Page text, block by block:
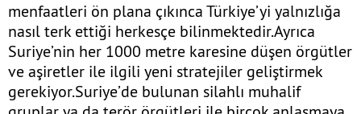
menfaatleri ön plana çıkınca Türkiye’yi yalnızlığa
nasıl terk ettiği herkesçe bilinmektedir.Ayrıca
Suriye’nin her 1000 metre karesine düşen örgütler
ve aşiretler ile ilgili yeni stratejiler geliştirmek
gerekiyor.Suriye’de bulunan silahlı muhalif